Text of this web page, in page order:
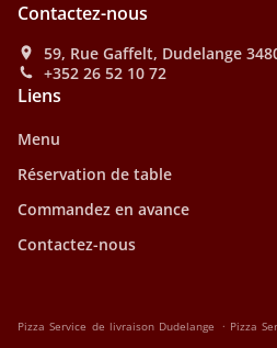
Contactez-nous
59, Rue Gaffelt, Dudelange
+352 26 52 10 72
Liens
Menu
Réservation de table
Commandez en avance
Contactez-nous
Pizza Service de livraison Dudelange . Pizza